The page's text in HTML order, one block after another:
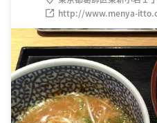
http://www.menya-